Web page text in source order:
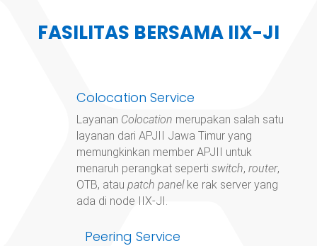
FASILITAS BERSAMA IIX-JI
Colocation Service
Layanan Colocation merupakan salah satu
layanan dari APJII Jawa Timur yang
memungkinkan member APJII untuk
menaruh perangkat seperti switch, router,
OTB, atau patch panelke rak server yang
ada di node IIX-JI.
Peering Service